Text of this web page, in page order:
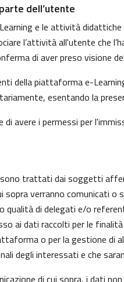
dell’utente
e le attività
l’attività all'utente che
di aver preso visione
della piattaforma e-
esentando la
avere i permessi per
trattati dai soggetti
verranno comunicati o
qualità di delegati e/o
ai dati raccolti per le
o per la gestione di
degli interessati e che
di cui sopra, i dati